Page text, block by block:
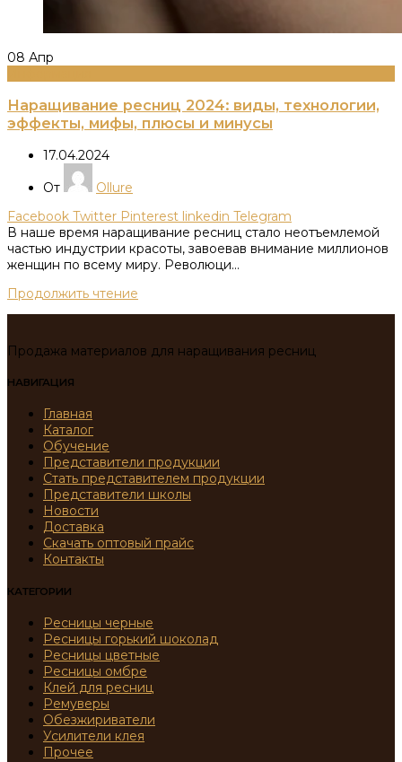
08 Апр
Наращивание ресниц 2024: виды, технологии,
эффекты, мифы, плюсы и минусы
17.04.2024
От
Ollure
Facebook Twitter Pinterest linkedin Telegram
В наше время наращивание ресниц стало неотъемлемой
частью индустрии красоты, завоевав внимание миллионов
женщин по всему миру. Революци...
Продолжить чтение
Продажа материалов для наращивания ресниц
НАВИГАЦИЯ
Главная
Каталог
Обучение
Представители продукции
Стать представителем продукции
Представители школы
Новости
Доставка
Скачать оптовый прайс
Контакты
КАТЕГОРИИ
Ресницы черные
Ресницы горький шоколад
Ресницы цветные
Ресницы омбре
Клей для ресниц
Ремуверы
Обезжириватели
Усилители клея
Прочее